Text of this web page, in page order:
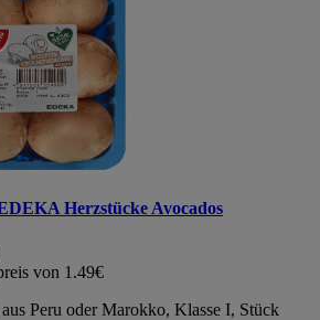
Herzstücke Avocados
von 1.49€
Peru oder Marokko, Klasse I, Stück